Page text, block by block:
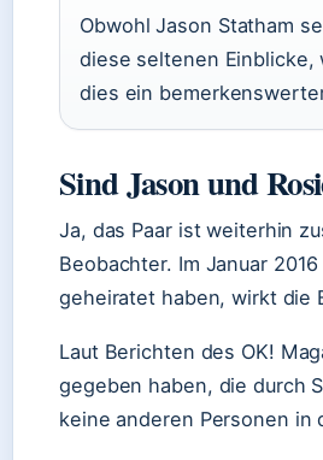
Obwohl Jason Statham
diese seltenen Einblicke,
dies ein
Sind Jason und
Ja, das Paar ist weiterhin
Beobachter. Im Januar
geheiratet haben, wirkt die
Laut Berichten des OK!
gegeben haben, die durch
keine anderen Personen in